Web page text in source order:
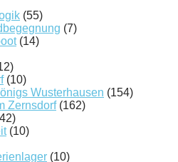
(55)
(7)
(14)
(10)
Wusterhausen (154)
Zernsdorf(162)
(10)
(10)